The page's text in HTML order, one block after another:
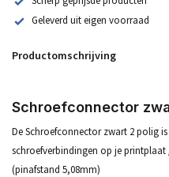
Geleverd uit eigen voorraad
Productomschrijving
Schroefconnector
De Schroefconnector zwart 2 polig
schroefverbindingen op je printplaat
(pinafstand 5,08mm)